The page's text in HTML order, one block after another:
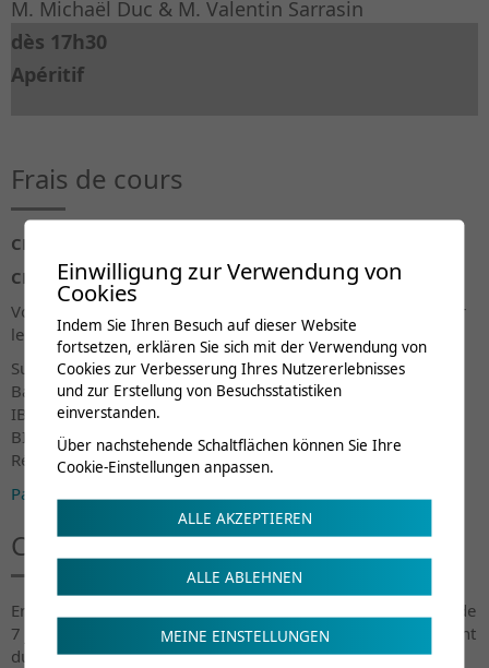
M. Michaël Duc & M. Valentin Sarrasin
dès 17h30
Apéritif
Frais de cours
CHF 100.00
CHF 50.00tarif étudiant-e (incluant pause)
Votre paiement est à verser avant le
sur
le compte :
Suva-Clinique romande de réadaptation
Banque cantonale du Valais, Sion
IBAN : CH26 0076 5000 H084 6153 9
BIC : BCVSCH2LXXX
Réf. : Nom + symposiumcrr-conferences
Paiement avec QR-Code
Conditions d'annulation
En cas d'annulation de l'inscription par le participant moins de
7 jours avant le début de la formation, aucun remboursement
du montant versé ne sera effectué.
Einwilligung zur Verwendung von
Cookies
Indem Sie Ihren Besuch auf dieser Website
fortsetzen, erklären Sie sich mit der Verwendung von
Cookies zur Verbesserung Ihres Nutzererlebnisses
und zur Erstellung von Besuchsstatistiken
einverstanden.
Über nachstehende Schaltflächen können Sie Ihre
Cookie-Einstellungen anpassen.
ALLE AKZEPTIEREN
ALLE ABLEHNEN
MEINE EINSTELLUNGEN